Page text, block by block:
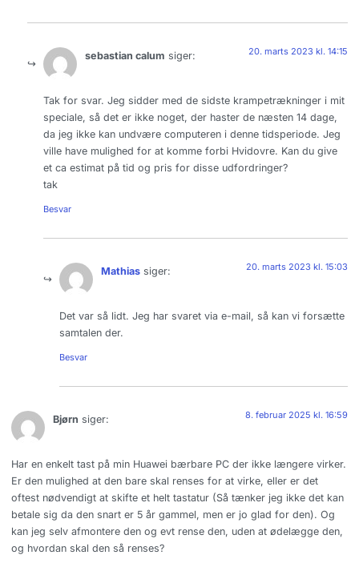
sebastian calum siger: 20. marts 2023 kl. 14:15
Tak for svar. Jeg sidder med de sidste krampetrækninger i mit
speciale, så det er ikke noget, der haster de næsten 14 dage,
da jeg ikke kan undvære computeren i denne tidsperiode. Jeg
ville have mulighed for at komme forbi Hvidovre. Kan du give
et ca estimat på tid og pris for disse udfordringer?
tak
Besvar
Mathias siger: 20. marts 2023 kl. 15:03
Det var så lidt. Jeg har svaret via e-mail, så kan vi forsætte
samtalen der.
Besvar
Bjørn siger: 8. februar 2025 kl. 16:59
Har en enkelt tast på min Huawei bærbare PC der ikke længere virker.
Er den mulighed at den bare skal renses for at virke, eller er det
oftest nødvendigt at skifte et helt tastatur (Så tænker jeg ikke det kan
betale sig da den snart er 5 år gammel, men er jo glad for den). Og
kan jeg selv afmontere den og evt rense den, uden at ødelægge den,
og hvordan skal den så renses?